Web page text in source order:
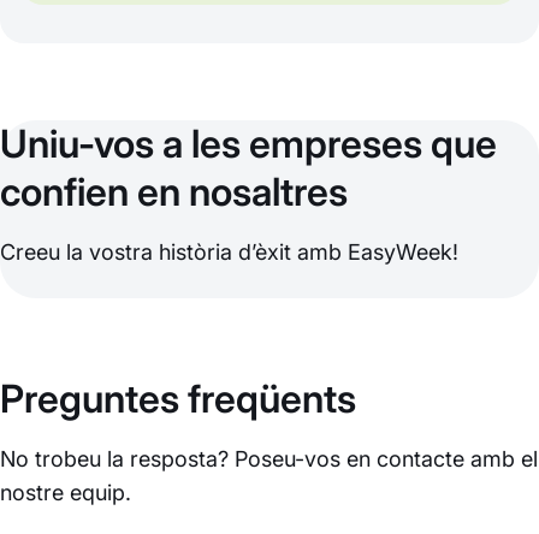
Uniu-vos a les empreses que
confien en nosaltres
Creeu la vostra història d’èxit amb EasyWeek!
Preguntes freqüents
No trobeu la resposta? Poseu-vos en contacte amb el
nostre equip.